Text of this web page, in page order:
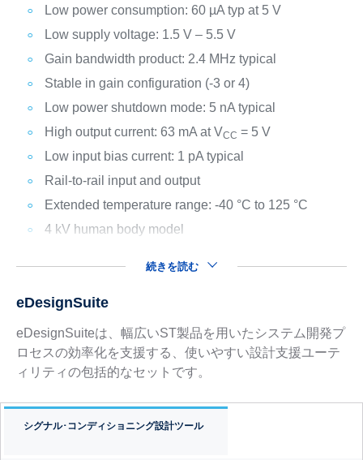
Low power consumption: 60 µA typ at 5 V
Low supply voltage: 1.5 V – 5.5 V
Gain bandwidth product: 2.4 MHz typical
Stable in gain configuration (-3 or 4)
Low power shutdown mode: 5 nA typical
High output current: 63 mA at VCC = 5 V
Low input bias current: 1 pA typical
Rail-to-rail input and output
Extended temperature range: -40 °C to 125 °C
4 kV human body model
続きを読む
eDesignSuite
eDesignSuiteは、幅広いST製品を用いたシステム開発プ
ロセスの効率化を支援する、使いやすい設計支援ユーテ
ィリティの包括的なセットです。
シグナル･コンディショニング設計ツール